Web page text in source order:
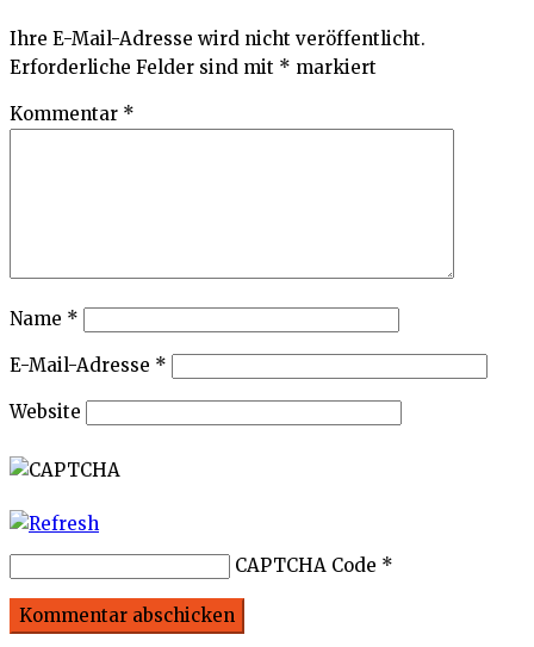
Ihre E-Mail-Adresse wird nicht veröffentlicht.
Erforderliche Felder sind mit * markiert
Kommentar *
Name *
E-Mail-Adresse *
Website
CAPTCHA Code *